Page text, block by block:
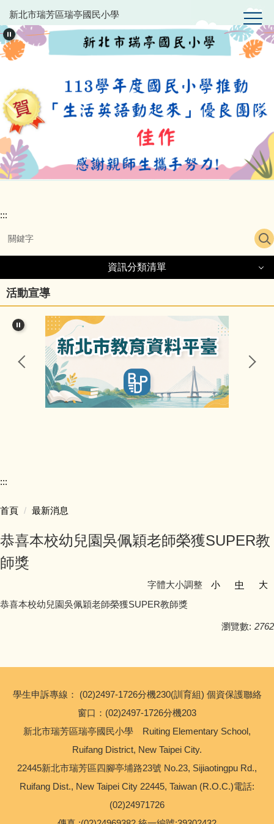
跳
到
主
要
內
區
新北市瑞芳區瑞亭國民小學
:::
資訊分類清單
行政團隊
榮譽事項與學校相關訊息
瑞亭國小臺灣母語日網站
瑞亭臺灣母語資源連結
防疫資訊與停課不停學專區
友善校園專區
校園環境教育專區
新北市家庭教育中心
瑞亭教育基金會
公職人員利益衝突迴避專區
生活英語專區
活動宣導
:::
首頁 最新消息
恭喜本校幼兒園吳佩穎老師榮獲SUPER教
師獎
字體大小調整 小 中
大
恭喜本校幼兒園吳佩穎老師榮獲SUPER教師獎
瀏覽數: 2762
學生申訴專線： (02)2497-1726分機230(訓育組) 個資保護聯絡
窗口：(02)2497-1726分機203
新北市瑞芳區瑞亭國民小學 Ruiting Elementary School,
Ruifang District, New Taipei City.
22445新北市瑞芳區四腳亭埔路23號 No.23, Sijiaotingpu Rd.,
Ruifang Dist., New Taipei City 22445, Taiwan (R.O.C.)電話:
(02)24971726